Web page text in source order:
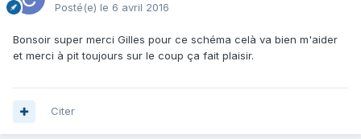
Posté(e) le 6 avril 2016
Bonsoir super merci Gilles pour ce schéma celà va bien m'aider
et merci à pit toujours sur le coup ça fait plaisir.
Citer